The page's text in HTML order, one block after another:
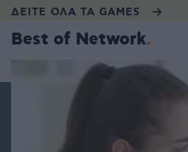
ΔΕΙΤΕ ΟΛΑ ΤΑ GAMES
Best of Network